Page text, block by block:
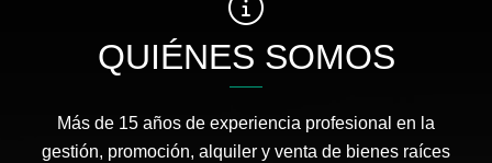
QUIÉNES SOMOS
Más de 15 años de experiencia profesional en la
gestión, promoción, alquiler y venta de bienes raíces